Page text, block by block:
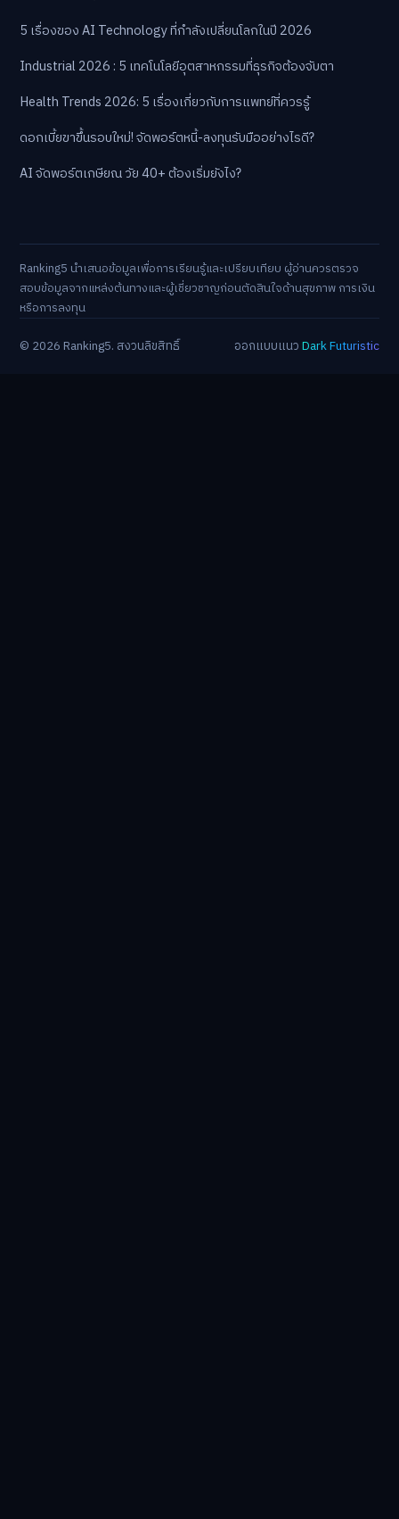
5 เรื่องของ AI Technology ที่กำลังเปลี่ยนโลกในปี 2026
Industrial 2026 : 5 เทคโนโลยีอุตสาหกรรมที่ธุรกิจต้องจับตา
Health Trends 2026: 5 เรื่องเกี่ยวกับการแพทย์ที่ควรรู้
ดอกเบี้ยขาขึ้นรอบใหม่! จัดพอร์ตหนี้-ลงทุนรับมืออย่างไรดี?
AI จัดพอร์ตเกษียณ วัย 40+ ต้องเริ่มยังไง?
Ranking5 นำเสนอข้อมูลเพื่อการเรียนรู้และเปรียบเทียบ ผู้อ่านควรตรวจ
สอบข้อมูลจากแหล่งต้นทางและผู้เชี่ยวชาญก่อนตัดสินใจด้านสุขภาพ การเงิน
หรือการลงทุน
© 2026 Ranking5. สงวนลิขสิทธิ์
ออกแบบแนวDark Futuristic